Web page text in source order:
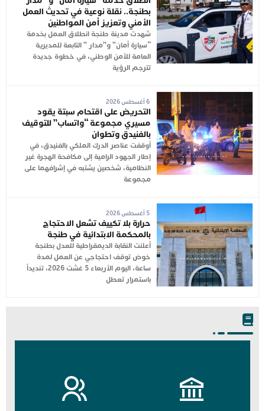
بطنجة.. نقلة نوعية في تحديث العمل
الأمني وتعزيز أمن المواطنين
شهدت مدينة طنجة انطلاق العمل بخدمة
“سيارة أمان” و”مدار ” التابعة للمديرية
العامة للأمن الوطني، في خطوة جديدة
تترجم الرؤية
6 أغسطس 2026
التحريض على اقتحام سبتة يقود
مسيري مجموعة “واتساب” للتوقيف
بالفنيدق وتطوان
أوقفت عناصر الدرك الملكي بالفنيدق، في
إطار الجهود الرامية إلى مكافحة الهجرة غير
النظامية، شخصين يشتبه في إشرافهما على
مجموعة
5 أغسطس 2026
حرارة بلا تكييف تشعل الاحتجاج
بالمحكمة الابتدائية في طنجة
أعلنت النقابة الديمقراطية للعدل بطنجة
خوض توقف احتجاجي عن العمل لمدة
ساعة، اليوم الأربعاء 5 غشت 2026، تنديداً
باستمرار تعطل